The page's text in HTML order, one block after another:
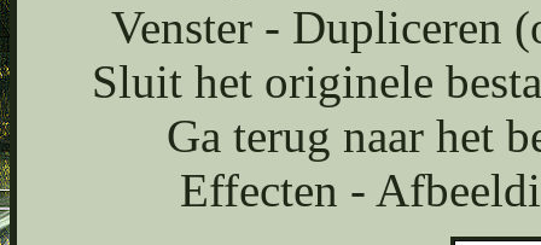
Venster - Dupliceren
Sluit het originele
Ga terug naar het
Effecten -